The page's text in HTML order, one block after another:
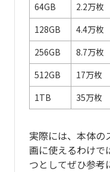
64GB
2.2万枚
128GB
4.4万枚
256GB
8.7万枚
512GB
17万枚
1TB
35万枚
実際には、本体の
画に使えるわけで
つとしてぜひ参考